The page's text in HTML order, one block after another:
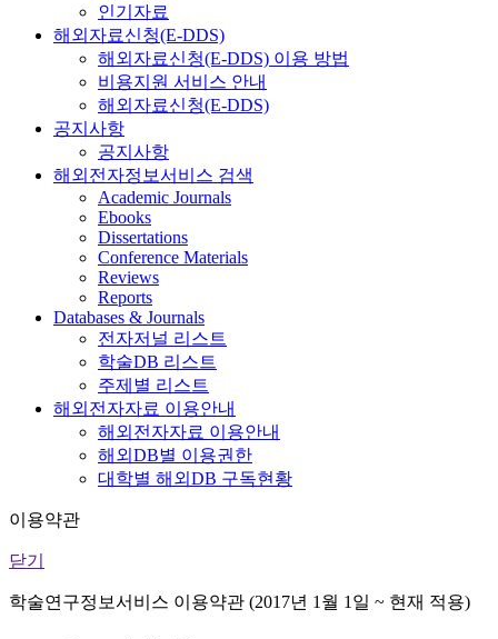
인기자료
해외자료신청(E-DDS)
해외자료신청(E-DDS) 이용 방법
비용지원 서비스 안내
해외자료신청(E-DDS)
공지사항
공지사항
해외전자정보서비스 검색
Academic Journals
Ebooks
Dissertations
Conference Materials
Reviews
Reports
Databases & Journals
전자저널 리스트
학술DB 리스트
주제별 리스트
해외전자자료 이용안내
해외전자자료 이용안내
해외DB별 이용권한
대학별 해외DB 구독현황
이용약관
닫기
학술연구정보서비스 이용약관 (2017년 1월 1일 ~ 현재 적용)